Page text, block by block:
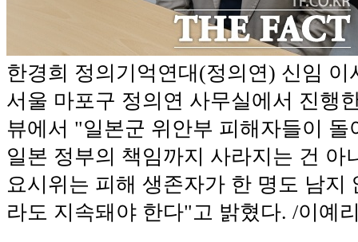
한경희 정의기억연대(정의연) 신임 이
서울 마포구 정의연 사무실에서 진행
뷰에서 "일본군 위안부 피해자들이 돌
일본 정부의 책임까지 사라지는 건 아
요시위는 피해 생존자가 한 명도 남지
라도 지속돼야 한다"고 밝혔다. /이예